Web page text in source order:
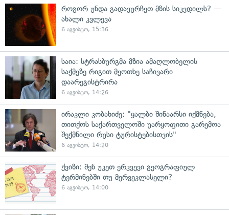
როგორ უნდა გადავურჩეთ მზის სიკვდილს? —
ახალი კვლევა
6 აგვისტო, 15:36
საია: სტრასბურგმა მზია ამაღლობელის
საქმეზე რიგით მეოთხე საჩივარი
დაარეგისტრირა
6 აგვისტო, 14:26
ირაკლი კობახიძე: "ყალბი შინაარსი იქმნება,
თითქოს საქართველოში უარყოფითი გარემოა
შექმნილი რუსი ტურისტებისთვის"
6 აგვისტო, 14:20
ქვიზი: შენ უკეთ ერკვევი გეოგრაფიულ
ტერმინებში თუ მერვეკლასელი?
6 აგვისტო, 14:00